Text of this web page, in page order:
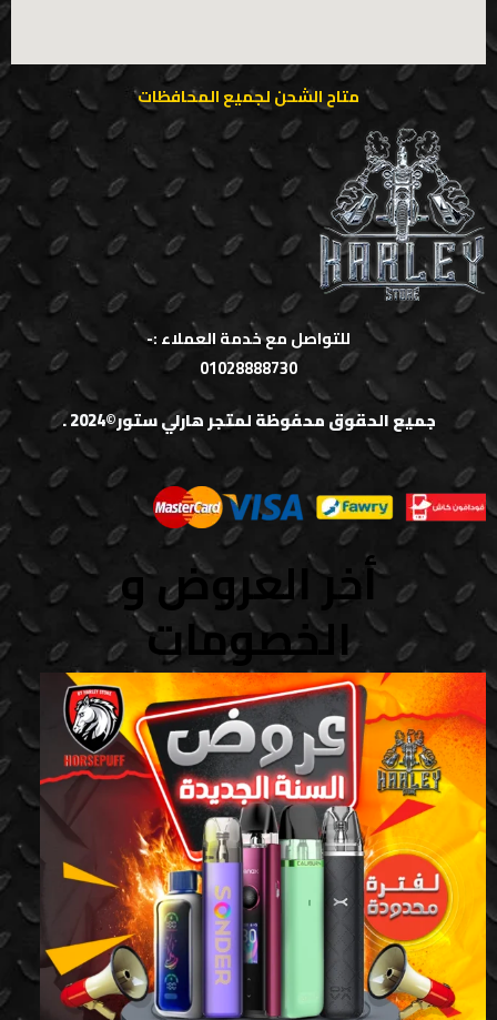
متاح الشحن لجميع المحافظات
للتواصل مع خدمة العملاء :-
01028888730
جميع الحقوق محفوظة لمتجر هارلي ستور©2024 .
أخر العروض و
الخصومات